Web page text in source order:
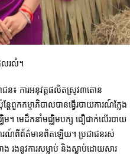
លរលំ។
ាជន៖ ការអនុវត្តផលិតស្រូវ៣តោន
កកម្មាភិបាលបានធ្វើរបាយការណ៍ក្លែង
ម។ មេដឹកនាំមជ្ឈិមបក្ស ជឿជាក់លើរបាយ
ារណ៍ពីព័ត៌មានពិតឡើយ។ ប្រជាជនរស់
ោង រងនូវការសម្លាប់ និងស្លាប់ដោយសារ